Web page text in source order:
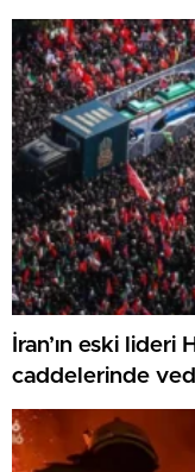
İran’ın eski lideri
caddelerinde